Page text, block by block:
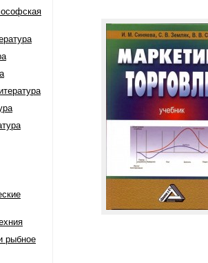
рыбное